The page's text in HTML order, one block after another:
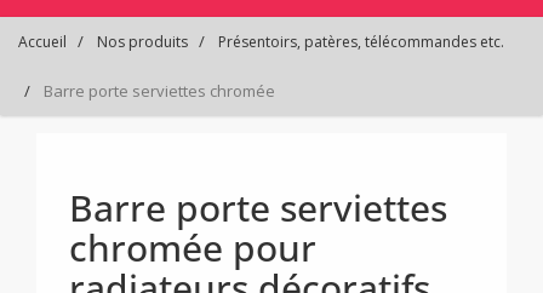
Accueil Nos produits Présentoirs, patères, télécommandes etc.
Barre porte serviettes chromée